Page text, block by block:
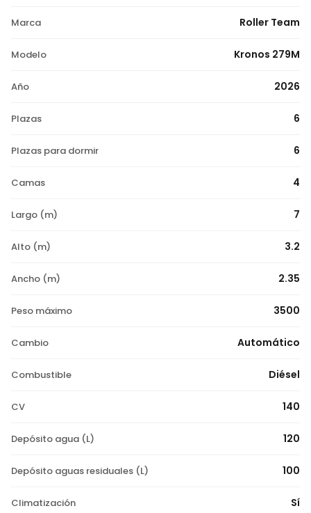
Marca Roller Team
Modelo Kronos 279M
Año 2026
Plazas 6
Plazas para dormir 6
Camas 4
Largo (m) 7
Alto (m) 3.2
Ancho (m) 2.35
Peso máximo 3500
Cambio Automático
Combustible Diésel
CV 140
Depósito agua (L) 120
Depósito aguas residuales (L) 100
Climatización Sí